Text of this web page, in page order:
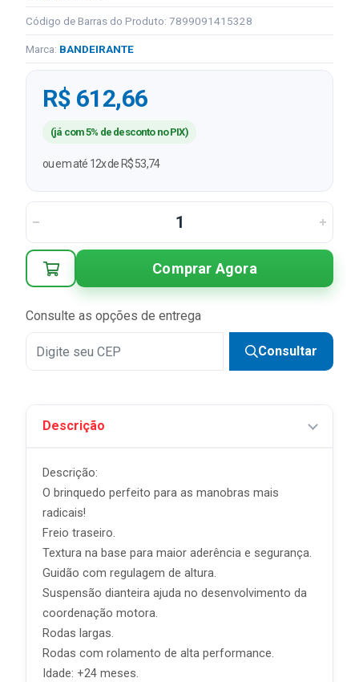
Código de Barras do Produto: 7899091415328
Marca: BANDEIRANTE
R$ 612,66
(já com 5% de desconto no PIX)
ou em até 12x de R$ 53,74
Comprar Agora
Consulte as opções de entrega
Consultar
Descrição
Descrição:
O brinquedo perfeito para as manobras mais
radicais!
Freio traseiro.
Textura na base para maior aderência e segurança.
Guidão com regulagem de altura.
Suspensão dianteira ajuda no desenvolvimento da
coordenação motora.
Rodas largas.
Rodas com rolamento de alta performance.
Idade: +24 meses.